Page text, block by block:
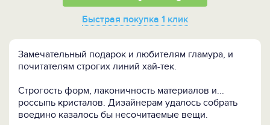
Быстрая покупка 1 клик
Замечательный подарок и любителям гламура, и
почитателям строгих линий хай-тек.
Строгость форм, лаконичность материалов и...
россыпь кристалов. Дизайнерам удалось собрать
воедино казалось бы несочитаемые вещи.